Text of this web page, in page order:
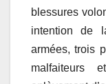
blessures
intention de
armées, trois
malfaiteurs